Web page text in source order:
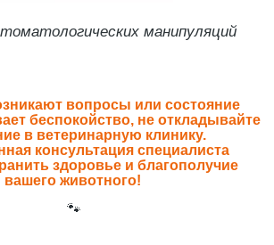
манипуляций
вопросы или состояние
беспокойство, не откладывайте
в ветеринарную клинику.
консультация специалиста
здоровье и благополучие
вашего животного!
🐾